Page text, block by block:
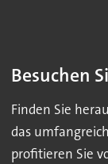
Besuchen
Finden Sie
das
profitieren Sie